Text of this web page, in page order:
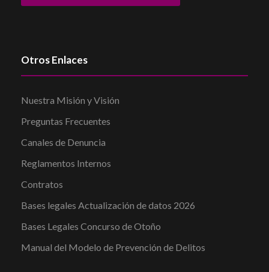
Otros Enlaces
Nuestra Misión y Visión
Preguntas Frecuentes
Canales de Denuncia
Reglamentos Internos
Contratos
Bases legales Actualización de datos 2026
Bases Legales Concurso de Otoño
Manual del Modelo de Prevención de Delitos